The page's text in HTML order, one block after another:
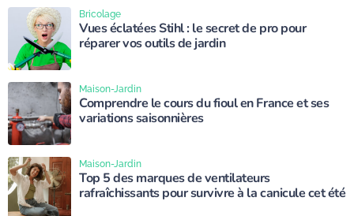
Vues éclatées Stihl : le secret de pro pour
réparer vos outils de jardin
Bricolage
Comprendre le cours du fioul en France et ses
variations saisonnières
Maison-Jardin
Top 5 des marques de ventilateurs
rafraîchissants pour survivre à la canicule cet été
Maison-Jardin